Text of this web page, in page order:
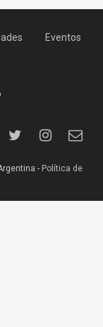
Eventos
- Política de